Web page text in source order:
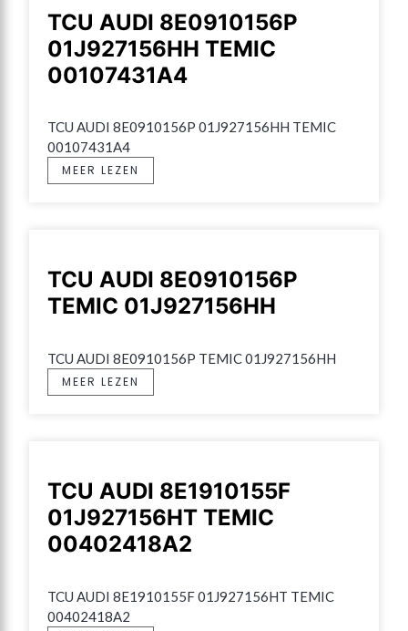
TCU AUDI 8E0910156P
01J927156HH TEMIC
00107431A4
TCU AUDI 8E0910156P 01J927156HH TEMIC
00107431A4
MEER LEZEN
TCU AUDI 8E0910156P
TEMIC 01J927156HH
TCU AUDI 8E0910156P TEMIC 01J927156HH
MEER LEZEN
TCU AUDI 8E1910155F
01J927156HT TEMIC
00402418A2
TCU AUDI 8E1910155F 01J927156HT TEMIC
00402418A2